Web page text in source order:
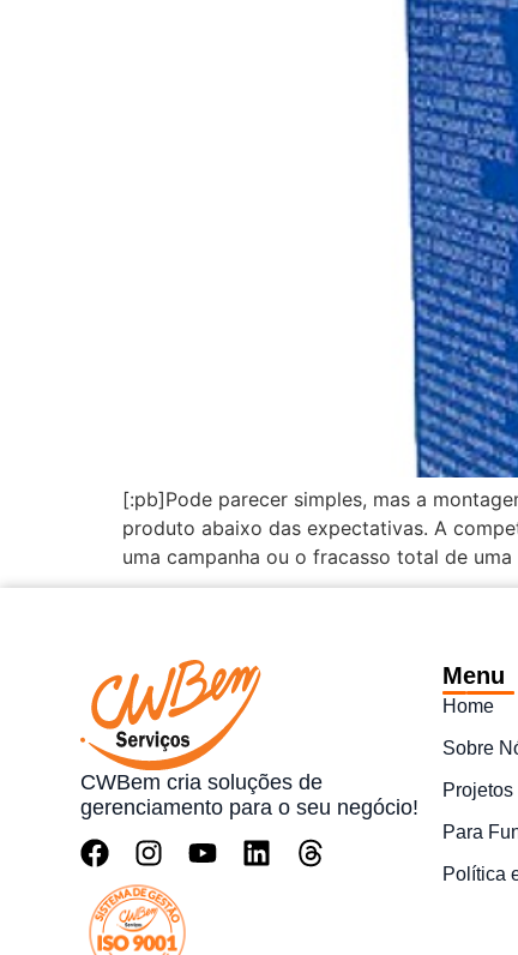
[:pb]Pode parecer simples, mas a
produto abaixo das expectativas. A
uma campanha ou o fracasso total de
CWBem cria soluções de
gerenciamento para o seu negócio!
Menu
Home
Sobre
Para
Política